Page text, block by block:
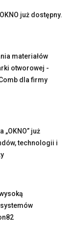
już dostępny.
materiałów
otworowej -
dla firmy
„OKNO” już
technologii i